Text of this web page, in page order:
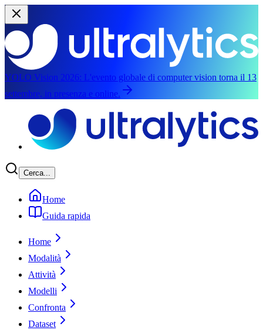
YOLO Vision 2026: L'evento globale di computer vision torna il 13
settembre, in presenza e online.
Cerca...
Home
Guida rapida
Home
Modalità
Attività
Modelli
Confronta
Dataset